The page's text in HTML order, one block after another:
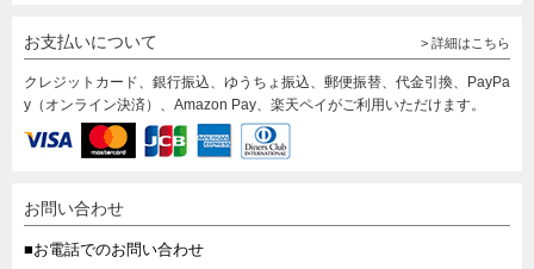
お支払いについて > 詳細はこちら
クレジットカード、銀行振込、ゆうちょ振込、郵便振替、代金引換、PayPa
y（オンライン決済）、Amazon Pay、楽天ペイがご利用いただけます。
お問い合わせ
■お電話でのお問い合わせ